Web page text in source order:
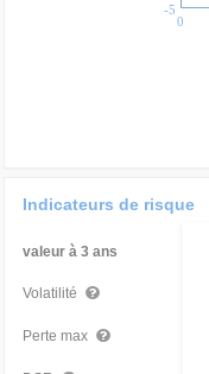
-5
0
Indicateurs de risque
valeur à 3 ans
Volatilité
Perte max